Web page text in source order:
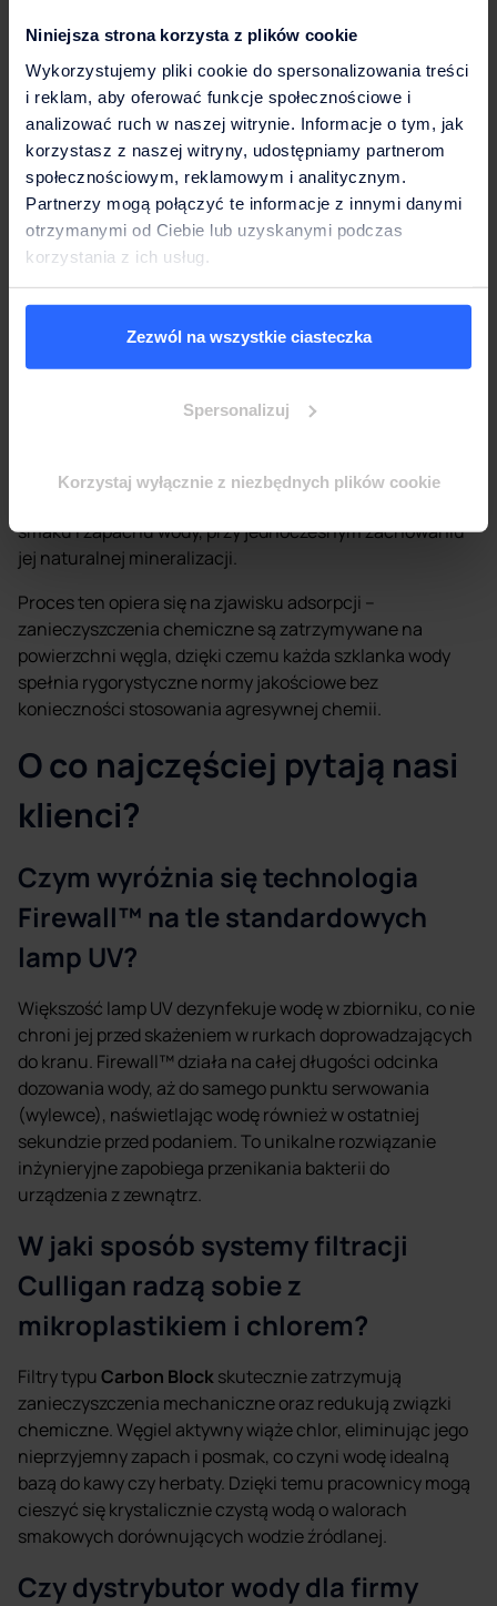
Niniejsza strona korzysta z plików cookie
Wykorzystujemy pliki cookie do spersonalizowania treści
i reklam, aby oferować funkcje społecznościowe i
analizować ruch w naszej witrynie. Informacje o tym, jak
korzystasz z naszej witryny, udostępniamy partnerom
społecznościowym, reklamowym i analitycznym.
Partnerzy mogą połączyć te informacje z innymi danymi
otrzymanymi od Ciebie lub uzyskanymi podczas
korzystania z ich usług.
Zezwól na wszystkie ciasteczka
Spersonalizuj
Korzystaj wyłącznie z niezbędnych plików cookie
Jest to powłoka wykorzystująca jony srebra,
inkorporowane w strukturę tworzywa sztucznego
wszystkich elementów mających kontakt z wodą (np. w
strefie dozowania). Srebro działa antymikrobowo,
hamując namnażanie bakterii i pleśni na elementach
urządzenia.
Skuteczna filtracja dzięki
technologii Carbon Block
Fundamentem czystości wody w dystrybutorach Culligan
jest zastosowanie sprasowanych bloków węglowych
). W przeciwieństwie do zwykłego
kontaktu wody z materiałem filtracyjnym. Pozwala to na
smaku i zapachu wody, przy jednoczesnym zachowaniu
jej naturalnej mineralizacji.
Proces ten opiera się na zjawisku adsorpcji –
zanieczyszczenia chemiczne są zatrzymywane na
powierzchni węgla, dzięki czemu każda szklanka wody
spełnia rygorystyczne normy jakościowe bez
konieczności stosowania agresywnej chemii.
O co najczęściej pytają nasi
klienci?
Czym wyróżnia się technologia
Firewall™ na tle standardowych
lamp UV?
Większość lamp UV dezynfekuje wodę w zbiorniku, co nie
chroni jej przed skażeniem w rurkach doprowadzających
do kranu. Firewall™ działa na całej długości odcinka
dozowania wody, aż do samego punktu serwowania
(wylewce), naświetlając wodę również w ostatniej
sekundzie przed podaniem. To unikalne rozwiązanie
inżynieryjne zapobiega przenikania bakterii do
urządzenia z zewnątrz.
W jaki sposób systemy filtracji
Culligan radzą sobie z
mikroplastikiem i chlorem?
Filtry typuCarbon Blockskutecznie zatrzymują
zanieczyszczenia mechaniczne oraz redukują związki
chemiczne. Węgiel aktywny wiąże chlor, eliminując jego
nieprzyjemny zapach i posmak, co czyni wodę idealną
bazą do kawy czy herbaty. Dzięki temu pracownicy mogą
cieszyć się krystalicznie czystą wodą o walorach
smakowych dorównujących wodzie źródlanej.
Czy dystrybutor wody dla firmy